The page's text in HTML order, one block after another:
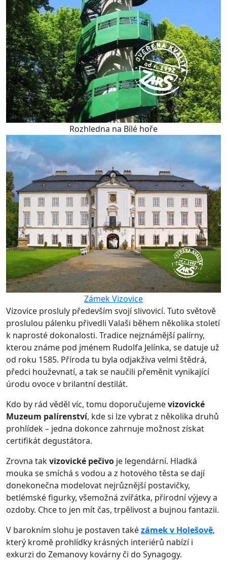
Rozhledna na Bílé hoře
Zámek Vizovice
Vizovice prosluly především svojí slivovicí. Tuto světově
proslulou pálenku přivedli Valaši během několika století
k naprosté dokonalosti. Tradice nejznámější palírny,
kterou známe pod jménem Rudolfa Jelínka, se datuje už
od roku 1585. Příroda tu byla odjakživa velmi štědrá,
předci houževnatí, a tak se naučili přeměnit vynikající
úrodu ovoce v brilantní destilát.
Kdo by rád věděl víc, tomu doporučujemevizovické
Muzeum palírenství, kde si lze vybrat z několika druhů
prohlídek – jedna dokonce zahrnuje možnost získat
certifikát degustátora.
Zrovna takvizovické pečivo je legendární. Hladká
mouka se smíchá s vodou a z hotového těsta se dají
donekonečna modelovat nejrůznější postavičky,
betlémské figurky, všemožná zvířátka, přírodní výjevy a
ozdoby. Chce to jen mít čas, trpělivost a bujnou fantazii.
V barokním slohu je postaven takézámek v Holešově,
který kromě prohlídky krásných interiérů nabízí i
exkurzi do Zemanovy kovárny či do Synagogy.